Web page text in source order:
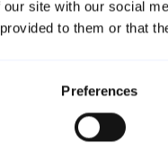
site with our social
to them or that
Preferences